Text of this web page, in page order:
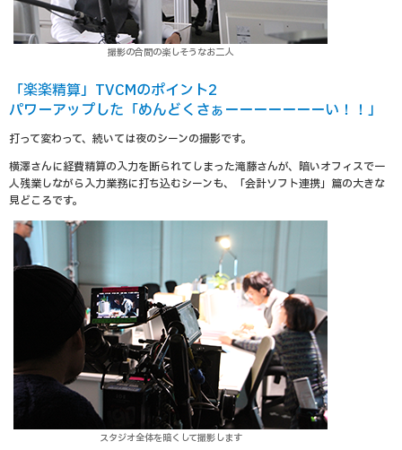
撮影の合間の楽しそうなお二人
「楽楽精算」TVCMのポイント2
パワーアップした「めんどくさぁーーーーーーーい！！」
打って変わって、続いては夜のシーンの撮影です。
横澤さんに経費精算の入力を断られてしまった滝藤さんが、暗いオフィスで一
人残業しながら入力業務に打ち込むシーンも、「会計ソフト連携」篇の大きな
見どころです。
スタジオ全体を暗くして撮影します